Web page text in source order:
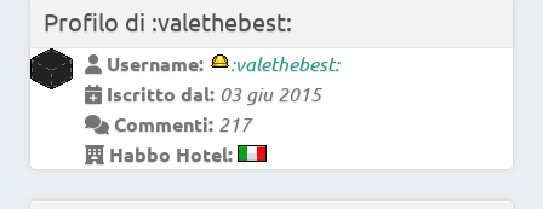
Profilo di :valethebest:
Username:
:valethebest:
Iscritto dal: 03 giu 2015
Commenti: 217
Habbo Hotel: